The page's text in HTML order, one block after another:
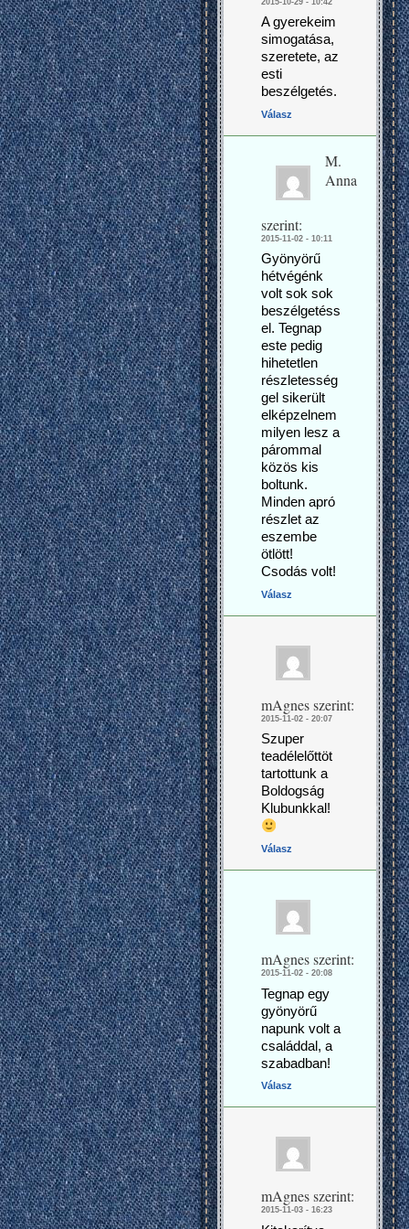
A gyerekeim
simogatása,
szeretete, az
esti
beszélgetés.
Válasz
M.
Anna
szerint:
2015-11-02 - 10:11
Gyönyörű
hétvégénk
volt sok sok
beszélgetéss
el. Tegnap
este pedig
hihetetlen
részletesség
gel sikerült
elképzelnem
milyen lesz a
párommal
közös kis
boltunk.
Minden apró
részlet az
eszembe
ötlött!
Csodás volt!
Válasz
mAgnes szerint:
2015-11-02 - 20:07
Szuper
teadélelőttöt
tartottunk a
Boldogság
Klubunkkal!
Válasz
mAgnes szerint:
2015-11-02 - 20:08
Tegnap egy
gyönyörű
napunk volt a
családdal, a
szabadban!
Válasz
mAgnes szerint:
2015-11-03 - 16:23